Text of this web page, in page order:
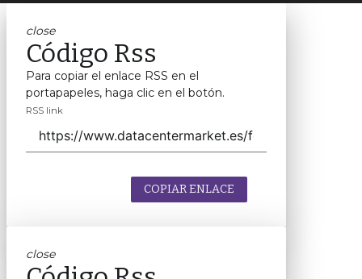
close
Código Rss
Para copiar el enlace RSS en el
portapapeles, haga clic en el botón.
RSS link
COPIAR ENLACE
close